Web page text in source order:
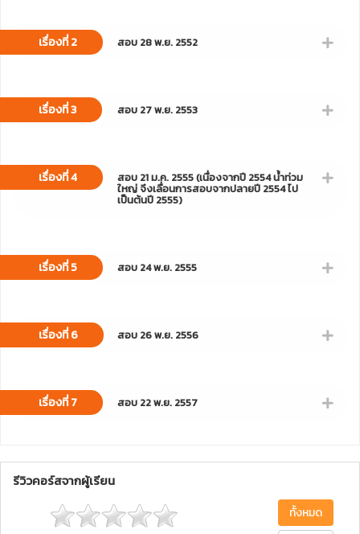
เรื่องที่ 2 สอบ 28 พ.ย. 2552
เรื่องที่ 3 สอบ 27 พ.ย. 2553
เรื่องที่ 4 สอบ 21 ม.ค. 2555 (เนื่องจากปี 2554 น้ำท่วม
ใหญ่ จึงเลื่อนการสอบจากปลายปี 2554 ไป
เป็นต้นปี 2555)
เรื่องที่ 5 สอบ 24 พ.ย. 2555
เรื่องที่ 6 สอบ 26 พ.ย. 2556
เรื่องที่ 7 สอบ 22 พ.ย. 2557
รีวิวคอร์สจากผู้เรียน
ทั้งหมด